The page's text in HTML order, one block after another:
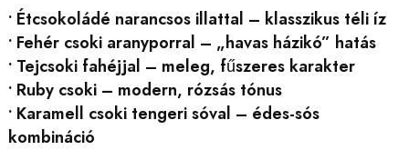
• Étcsokoládé narancsos illattal – klasszikus téli íz
• Fehér csoki aranyporral – „havas házikó” hatás
• Tejcsoki fahéjjal – meleg, fűszeres karakter
• Ruby csoki – modern, rózsás tónus
• Karamell csoki tengeri sóval – édes-sós
kombináció